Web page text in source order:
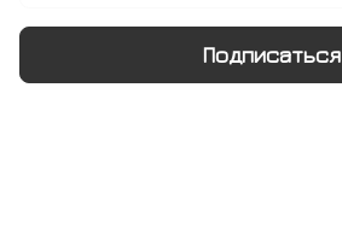
Подписаться